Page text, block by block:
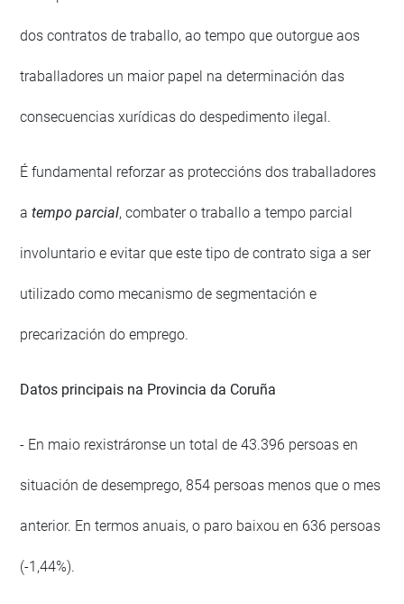
dos contratos de traballo, ao tempo que outorgue aos
traballadores un maior papel na determinación das
consecuencias xurídicas do despedimento ilegal.
É fundamental reforzar as proteccións dos traballadores
atempo parcial, combater o traballo a tempo parcial
involuntario e evitar que este tipo de contrato siga a ser
utilizado como mecanismo de segmentación e
precarización do emprego.
Datos principais na Provincia da Coruña
- En maio rexistráronse un total de 43.396 persoas en
situación de desemprego, 854 persoas menos que o mes
anterior. En termos anuais, o paro baixou en 636 persoas
(-1,44%).